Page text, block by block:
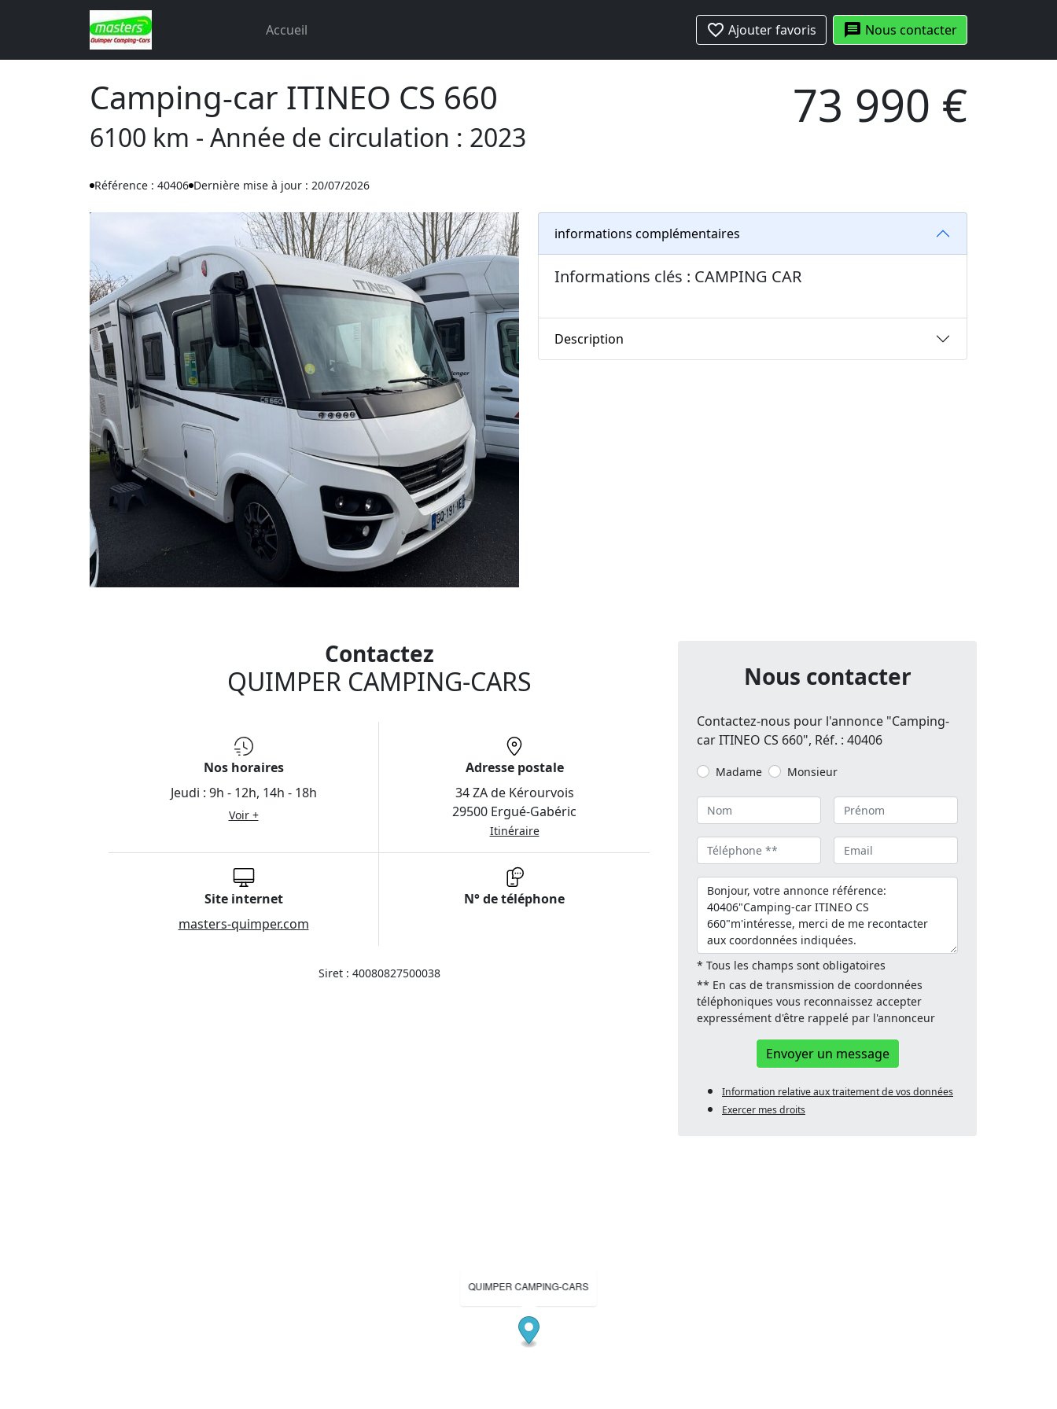
Accueil favorite_border Ajouter favoris message Nous contacter
Camping-car ITINEO CS 660
6100 km - Année de circulation : 2023
73 990 €
Référence : 40406 Dernière mise à jour : 20/07/2026
informations complémentaires
Informations clés : CAMPING CAR
Description
Contactez
QUIMPER CAMPING-CARS
Nos horaires
Jeudi : 9h - 12h, 14h - 18h
Voir +
Adresse postale
34 ZA de Kérourvois
29500 Ergué-Gabéric
Itinéraire
Site internet
masters-quimper.com
N° de téléphone
Siret : 40080827500038
Nous contacter
Contactez-nous pour l'annonce "Camping-
car ITINEO CS 660", Réf. : 40406
Madame Monsieur
* Tous les champs sont obligatoires
** En cas de transmission de coordonnées
téléphoniques vous reconnaissez accepter
expressément d'être rappelé par l'annonceur
Envoyer un message
Information relative aux traitement de vos données
Exercer mes droits
QUIMPER CAMPING-CARS